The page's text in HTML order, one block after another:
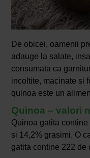
De obicei, oamenii
adauge la salate,
consumata ca
incoltite, macinate si
quinoa este un
Quinoa – valori
Quinoa gatita
si 14,2% grasimi. O
gatita contine 222 de